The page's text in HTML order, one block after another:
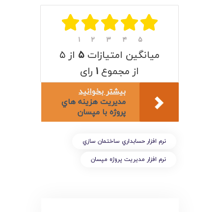
۱ ۲ ۳ ۴ ۵
میانگین امتیازات ۵ از ۵
از مجموع ۱ رای
بیشتر بخوانید
مديريت هزينه هاي
پروژه با مپسان
نرم افزار حسابداري ساختمان سازي
نرم افزار مديريت پروژه مپسان